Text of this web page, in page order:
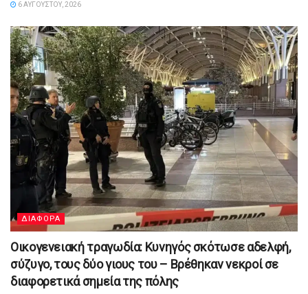
6 ΑΥΓΟΎΣΤΟΥ, 2026
ΔΙΑΦΟΡΑ
Οικογενειακή τραγωδία: Κυνηγός σκότωσε αδελφή,
σύζυγο, τους δύο γιους του – Βρέθηκαν νεκροί σε
διαφορετικά σημεία της πόλης